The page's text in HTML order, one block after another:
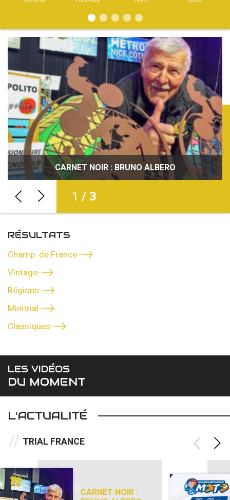
CARNET NOIR : BRUNO ALBERO
LE CF TRIAL VINTAGE – FINALE À ST CHÉRON
JOURNÉES DÉCOUVERTE DE LA MOTO : INITIEZ-
VOUS À LA PRATIQUE DE LA MOTO PARTOUT EN
FRANCE !
1 / 3
RÉSULTATS
Champ. de France
Vintage
Régions
Minitrial
Classiques
LES VIDÉOS
DU MOMENT
L’ACTUALITÉ
TRIAL FRANCE
CARNET NOIR :